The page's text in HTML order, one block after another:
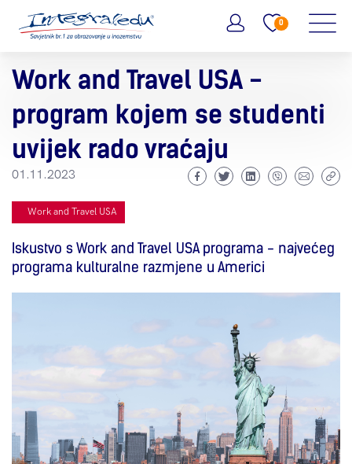
0
Work and Travel USA -
program kojem se studenti
uvijek rado vraćaju
01.11.2023
Work and Travel USA
Iskustvo s Work and Travel USA programa - najvećeg
programa kulturalne razmjene u Americi